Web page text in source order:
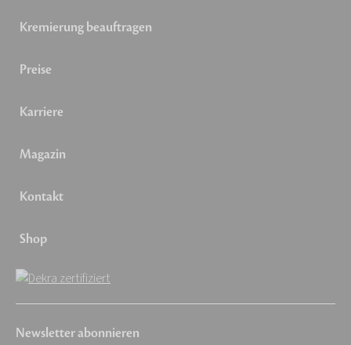
Kremierung beauftragen
Preise
Karriere
Magazin
Kontakt
Shop
Newsletter abonnieren